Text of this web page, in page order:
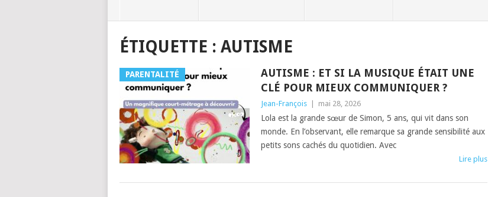
ÉTIQUETTE : AUTISME
PARENTALITÉ
AUTISME : ET SI LA MUSIQUE ÉTAIT UNE
CLÉ POUR MIEUX COMMUNIQUER ?
Jean-François mai 28, 2026
Lola est la grande sœur de Simon, 5 ans, qui vit dans son
monde. En l’observant, elle remarque sa grande sensibilité aux
petits sons cachés du quotidien. Avec
Lire plus